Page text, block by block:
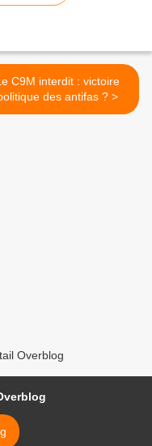
C9M interdit : victoire
politique des antifas ? >
Overblog